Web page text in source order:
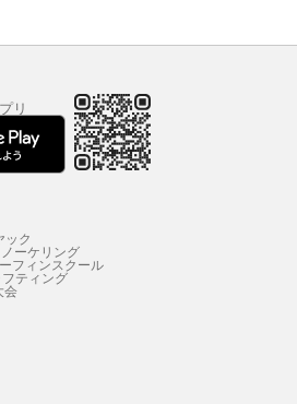
リ
ック
ーケリング
フィンスクール
フティング
会